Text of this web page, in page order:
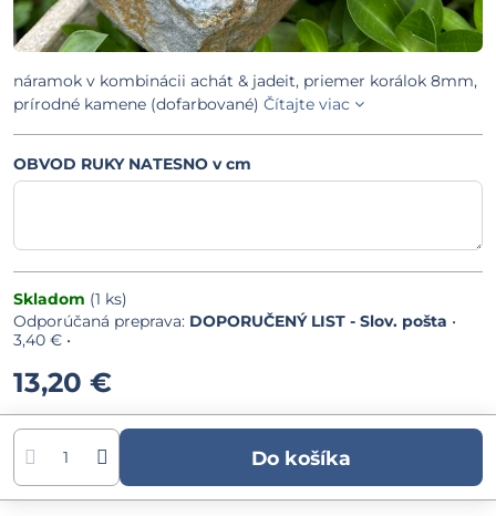
náramok v kombinácii achát & jadeit, priemer korálok 8mm,
prírodné kamene (dofarbované) Čítajte viac
OBVOD RUKY NATESNO v cm
Skladom (1 ks)
DOPORUČENÝ LIST - Slov. pošta •
3,40 € •
13,20 €
Do košíka